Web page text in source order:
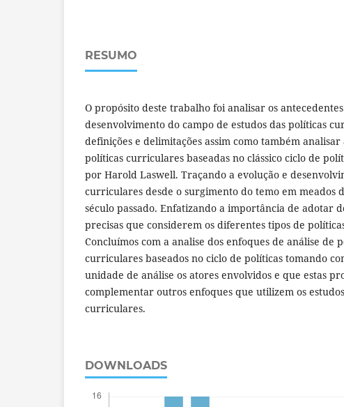
RESUMO
O propósito deste trabalho foi analisar os
desenvolvimento do campo de estudos das políticas
definições e delimitações assim como também analisar
políticas curriculares baseadas no clássico ciclo de
por Harold Laswell. Traçando a evolução e
curriculares desde o surgimento do temo em meados
século passado. Enfatizando a importância de adotar
precisas que considerem os diferentes tipos de
Concluímos com a analise dos enfoques de análise de
curriculares baseados no ciclo de políticas tomando
unidade de análise os atores envolvidos e que estas
complementar outros enfoques que utilizem os
curriculares.
DOWNLOADS